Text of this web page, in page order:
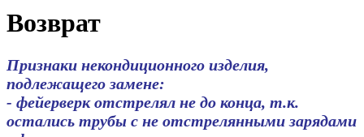
Возврат
Признаки некондиционного изделия,
подлежащего замене:
- фейерверк отстрелял не до конца, т.к.
остались трубы с не отстрелянными зарядами